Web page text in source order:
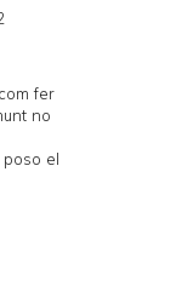
fer
no
el